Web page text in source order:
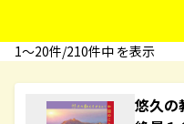
1〜20件/210件中 を表示
悠久の